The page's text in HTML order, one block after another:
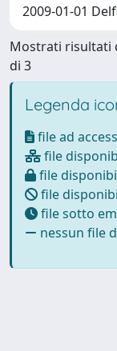
2009-01-01
Mostrati risultati
di 3
Legenda
file ad
file
file
file
file sotto
nessun file